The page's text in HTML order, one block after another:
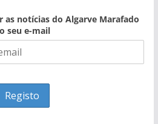
as notícias do Algarve Marafado
seu e-mail